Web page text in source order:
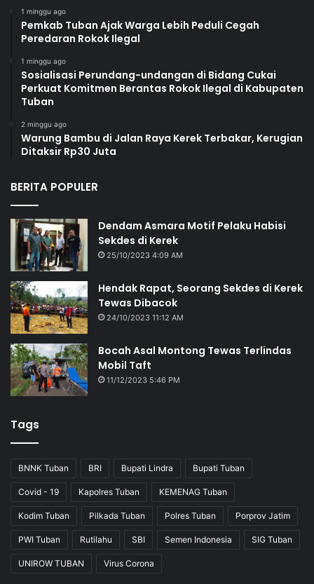
1 minggu ago
Pemkab Tuban Ajak Warga Lebih Peduli Cegah
Peredaran Rokok Ilegal
1 minggu ago
Sosialisasi Perundang-undangan di Bidang Cukai
Perkuat Komitmen Berantas Rokok Ilegal di Kabupaten
Tuban
2 minggu ago
Warung Bambu di Jalan Raya Kerek Terbakar, Kerugian
Ditaksir Rp30 Juta
BERITA POPULER
Dendam Asmara Motif Pelaku Habisi
Sekdes di Kerek
25/10/2023 4:09 AM
Hendak Rapat, Seorang Sekdes di Kerek
Tewas Dibacok
24/10/2023 11:12 AM
Bocah Asal Montong Tewas Terlindas
Mobil Taft
11/12/2023 5:46 PM
Tags
BNNK Tuban BRI Bupati Lindra Bupati Tuban
Covid - 19 Kapolres Tuban KEMENAG Tuban
Kodim Tuban Pilkada Tuban Polres Tuban Porprov Jatim
PWI Tuban Rutilahu SBI Semen Indonesia SIG Tuban
UNIROW TUBAN Virus Corona